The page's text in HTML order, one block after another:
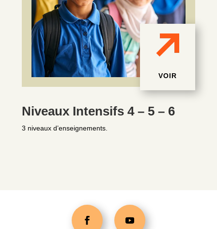
VOIR
Niveaux Intensifs 4 – 5 – 6
3 niveaux d’enseignements.